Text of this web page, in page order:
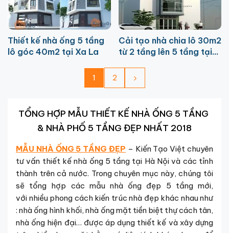
Thiết kế nhà ống 5 tầng
lô góc 40m2 tại Xa La
Cải tạo nhà chia lô 30m2
từ 2 tầng lên 5 tầng tại
1 2
TỔNG HỢP MẪU THIẾT KẾ NHÀ ỐNG 5 TẦNG
& NHÀ PHỐ 5 TẦNG ĐẸP NHẤT 2018
MẪU NHÀ ỐNG 5 TẦNG ĐẸP – Kiến Tạo Việt chuyên
tư vấn thiết kế nhà ống 5 tầng tại Hà Nội và các tỉnh
thành trên cả nước. Trong chuyên mục này, chúng tôi
sẽ tổng hợp các mẫu nhà ống đẹp 5 tầng mới,
với nhiều phong cách kiến trúc nhà đẹp khác nhau như
: nhà ống hình khối, nhà ống mặt tiền biệt thự cách tân,
nhà ống hiện đại… được áp dụng thiết kế và xây dựng